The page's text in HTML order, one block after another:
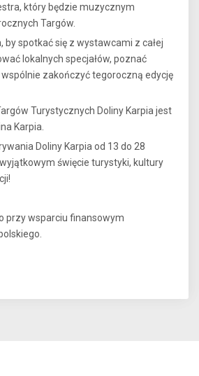
który będzie muzycznym
Targów.
by spotkać się z wystawcami z całej
lokalnych specjałów, poznać
zakończyć tegoroczną edycję
Turystycznych Doliny Karpia jest
Karpia.
Doliny Karpia od 13 do 28
święcie turystyki, kultury
przy wsparciu finansowym